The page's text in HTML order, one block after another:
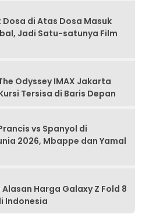
di Atas Dosa Masuk
Jadi Satu-satunya Film
Odyssey IMAX Jakarta
Tersisa di Baris Depan
vs Spanyol di
2026, Mbappe dan Yamal
Harga Galaxy Z Fold 8
Indonesia